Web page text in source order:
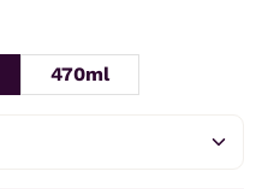
470ml
gewünschten Wert